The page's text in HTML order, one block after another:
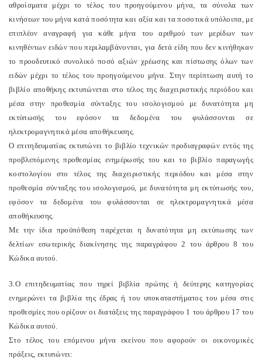
αθροίσματα μέχρι το τέλος του προηγούμενου μήνα, τα σύνολα των
κινήσεων του μήνα κατά ποσότητα και αξία και τα ποσοτικά υπόλοιπα, με
επιπλέον αναγραφή για κάθε μήνα του αριθμού των μερίδων των
κινηθέντων ειδών που περιλαμβάνονται, για δετά είδη που δεν κινήθηκαν
το προοδευτικό συνολικό ποσό αξιών χρέωσης και πίστωσης όλων των
ειδών μέχρι το τέλος του προηγούμενου μήνα. Στην περίπτωση αυτή το
βιβλίο αποθήκης εκτυπώνεται στο τέλος της διαχειριστικής περιόδου και
μέσα στην προθεσμία σύνταξης του ισολογισμού με δυνατότητα μη
εκτύπωσής του εφόσον τα δεδομένα του φυλάσσονται σε
ηλεκτρομαγνητικά μέσα αποθήκευσης.
Ο επιτηδευματίας εκτυπώνει το βιβλίο τεχνικών προδιαγραφών εντός της
προβλεπόμενης προθεσμίας ενημέρωσής του και το βιβλίο παραγωγής
κοστολογίου στο τέλος της διαχειριστικής περιόδου και μέσα στην
προθεσμία σύνταξης του ισολογισμού, με δυνατότητα μη εκτύπωσής του,
εφόσον τα δεδομένα του φυλάσσονται σε ηλεκτρομαγνητικά μέσα
αποθήκευσης.
Με την ίδια προϋπόθεση παρέχεται η δυνατότητα μη εκτύπωσης των
δελτίων εσωτερικής διακίνησης της παραγράφου 2 του άρθρου 8 του
Κώδικα αυτού.
3.Ο επιτηδευματίας που τηρεί βιβλία πρώτης ή δεύτερης κατηγορίας
ενημερώνει τα βιβλία της έδρας ή του υποκαταστήματος του μέσα στις
προθεσμίες που ορίζουν οι διατάξεις της παραγράφου 1 του άρθρου 17 του
Κώδικα αυτού.
Στο τέλος του επόμενου μήνα εκείνου που αφορούν οι οικονομικές
πράξεις, εκτυπώνει: